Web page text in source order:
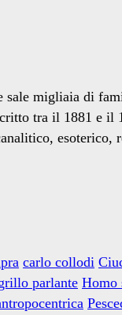
migliaia di
tra il 1881 e il
carlo collodi
parlante Homo